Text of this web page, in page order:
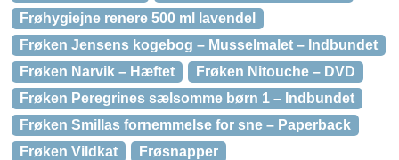
Frøhygiejne renere 500 ml lavendel
Frøken Jensens kogebog – Musselmalet – Indbundet
Frøken Narvik – Hæftet
Frøken Nitouche – DVD
Frøken Peregrines sælsomme børn 1 – Indbundet
Frøken Smillas fornemmelse for sne – Paperback
Frøken Vildkat
Frøsnapper